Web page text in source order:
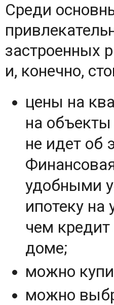
Среди
застроенных
и, конечно,
цены на
на
не идет об
удобными
ипотеку
чем
доме;
можно
можно